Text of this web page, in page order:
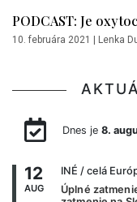
PODCAST: Je
10. februára 2021 Lenka
Dnes je 8.
12
AUG
INÉ / celá
Úplné